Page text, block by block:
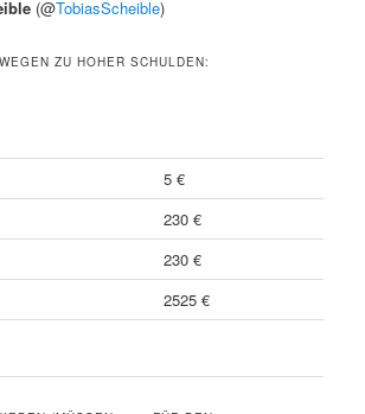
(@TobiasScheible)
ZU HOHER SCHULDEN:
5 €
230 €
230 €
2525 €